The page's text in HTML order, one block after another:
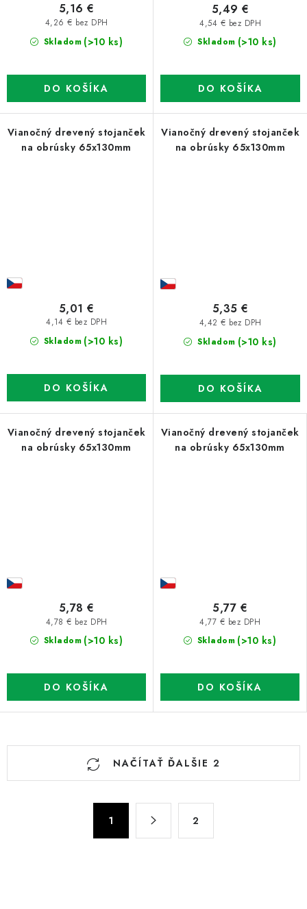
Skladom (>10 ks)
4,26 € bez DPH
5,16 €
DO KOŠÍKA
Skladom (>10 ks)
4,54 € bez DPH
5,49 €
DO KOŠÍKA
Vianočný drevený stojanček
na obrúsky 65x130mm
Skladom (>10 ks)
4,14 € bez DPH
5,01 €
DO KOŠÍKA
Vianočný drevený stojanček
na obrúsky 65x130mm
Skladom (>10 ks)
4,42 € bez DPH
5,35 €
DO KOŠÍKA
Vianočný drevený stojanček
na obrúsky 65x130mm
Skladom (>10 ks)
4,78 € bez DPH
5,78 €
DO KOŠÍKA
Vianočný drevený stojanček
na obrúsky 65x130mm
Skladom (>10 ks)
4,77 € bez DPH
5,77 €
DO KOŠÍKA
NAČÍTAŤ ĎALŠIE 2
1 2